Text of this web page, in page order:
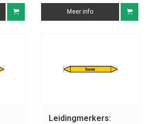
Meer info
Leidingmerkers: